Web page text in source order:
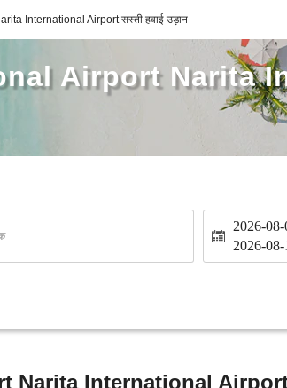
International Airport सस्ती हवाई उड़ान
Airport Narita
2026-08-
2026-08-
International Airport